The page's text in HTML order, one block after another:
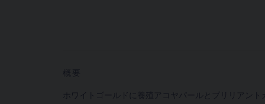
概要
ホワイトゴールドに養殖アコヤパールとブリリアン